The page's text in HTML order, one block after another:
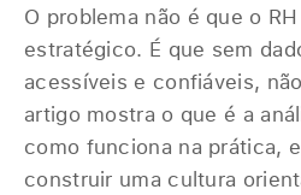
O problema não é que o
estratégico. É que sem
acessíveis e confiáveis,
artigo mostra o que é a
como funciona na prática,
construir uma cultura